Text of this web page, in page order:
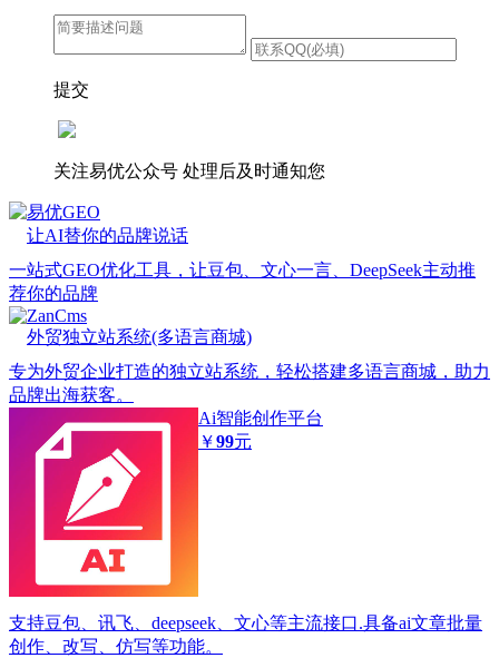
提交
关注易优公众号 处理后及时通知您
易优GEO
让AI替你的品牌说话
一站式GEO优化工具，让豆包、文心一言、DeepSeek主动推
荐你的品牌
ZanCms
外贸独立站系统(多语言商城)
专为外贸企业打造的独立站系统，轻松搭建多语言商城，助力
品牌出海获客。
Ai智能创作平台
￥99元
支持豆包、讯飞、deepseek、文心等主流接口.具备ai文章批量
创作、改写、仿写等功能。